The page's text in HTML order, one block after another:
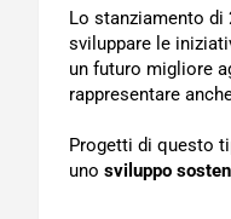
Lo stanziamento di
sviluppare le
un futuro migliore
rappresentare
Progetti di questo
uno sviluppo